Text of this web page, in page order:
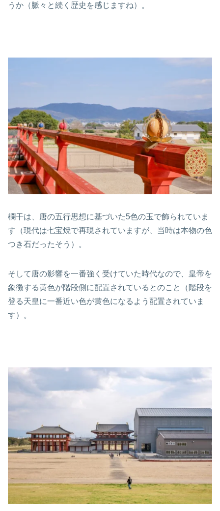
うか（脈々と続く歴史を感じますね）。
欄干は、唐の五行思想に基づいた5色の玉で飾られていま
す（現代は七宝焼で再現されていますが、当時は本物の色
つき石だったそう）。
そして唐の影響を一番強く受けていた時代なので、皇帝を
象徴する黄色が階段側に配置されているとのこと（階段を
登る天皇に一番近い色が黄色になるよう配置されていま
す）。